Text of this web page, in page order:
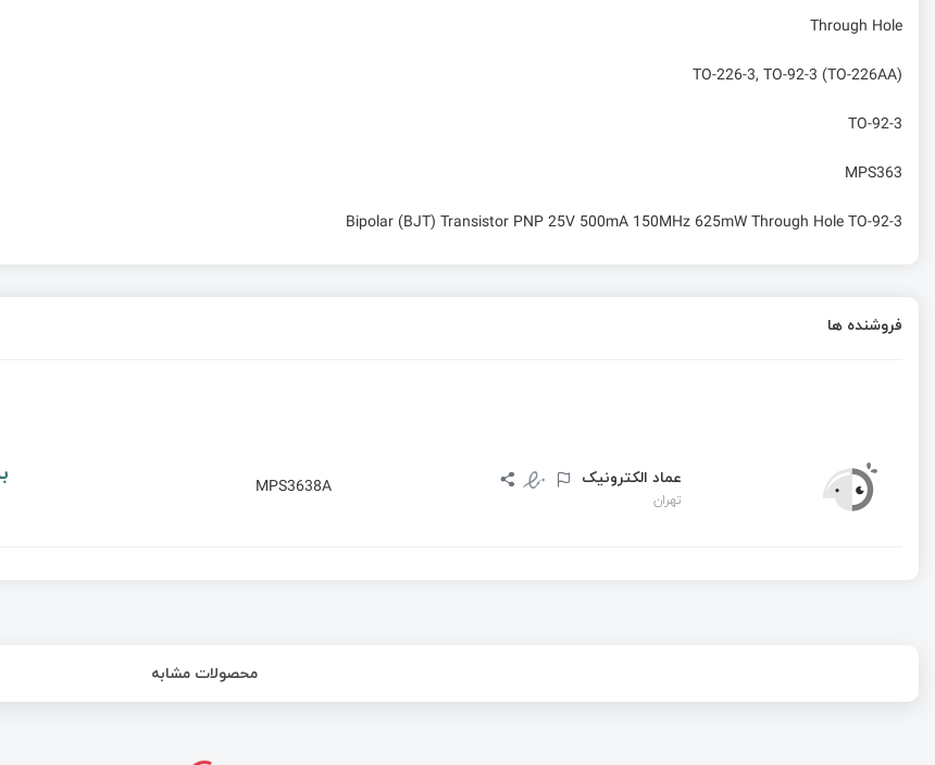
Through Hole
TO-226-3, TO-92-3 (TO-226AA)
TO-92-3
MPS363
Bipolar (BJT) Transistor PNP 25V 500mA 150MHz 625mW Through Hole TO-92-3
فروشنده ها
عماد الکترونیک
تهران
MPS3638A
محصولات مشابه